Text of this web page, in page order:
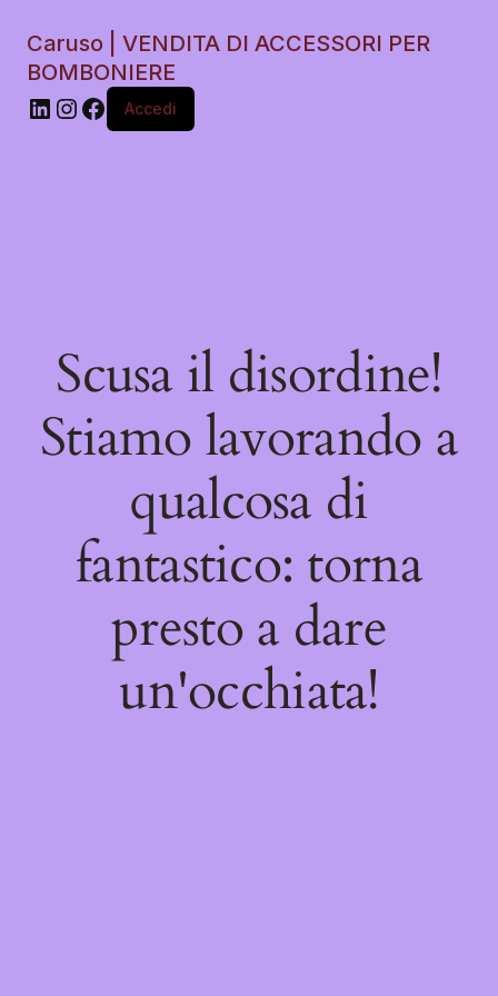
Caruso | VENDITA DI ACCESSORI PER
BOMBONIERE
Accedi
Scusa il disordine!
Stiamo lavorando a
qualcosa di
fantastico: torna
presto a dare
un'occhiata!